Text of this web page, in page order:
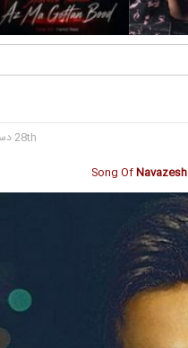
28th دسامبر 2019
Song OfNavazesh